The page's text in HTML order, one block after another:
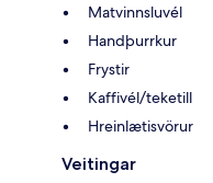
Matvinnsluvél
Handþurrkur
Frystir
Kaffivél/teketill
Hreinlætisvörur
Veitingar